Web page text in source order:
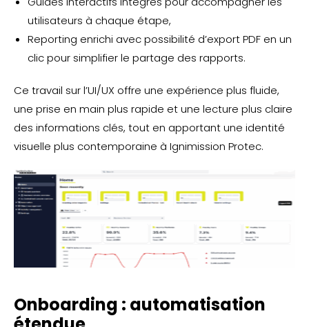
utilisateurs à chaque étape,
Reporting enrichi avec possibilité d’export PDF en un
clic pour simplifier le partage des rapports.
Ce travail sur l’UI/UX offre une expérience plus fluide,
une prise en main plus rapide et une lecture plus claire
des informations clés, tout en apportant une identité
visuelle plus contemporaine à Ignimission Protec.
Onboarding : automatisation